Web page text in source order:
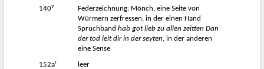
140v
Federzeichnung: Mönch, eine Seite von
Würmern zerfressen, in der einen Hand
Spruchband hab got lieb zu allen zeitten Dan
der tod leit dir in der seyten, in der anderen
eine Sense
152ar leer